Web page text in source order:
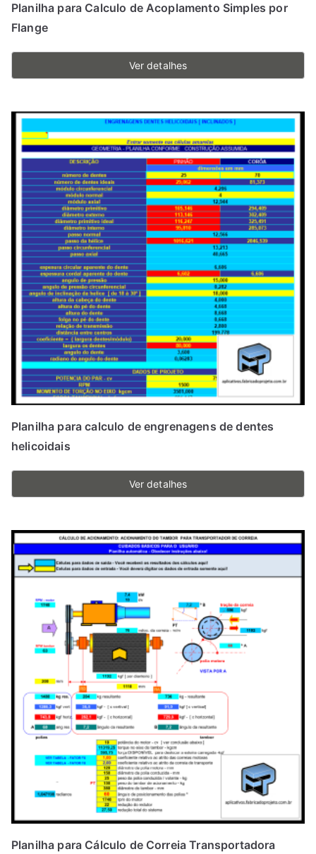
Planilha para Calculo de Acoplamento Simples por
Flange
Ver detalhes
Planilha para calculo de engrenagens de dentes
helicoidais
Ver detalhes
Planilha para Cálculo de Correia Transportadora